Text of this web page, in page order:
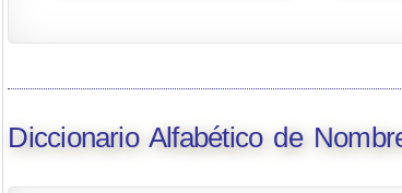
Diccionario Alfabético de